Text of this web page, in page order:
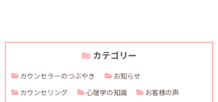
カテゴリー
カウンセラーのつぶやき
お知らせ
カウンセリング
心理学の知識 お客様の声